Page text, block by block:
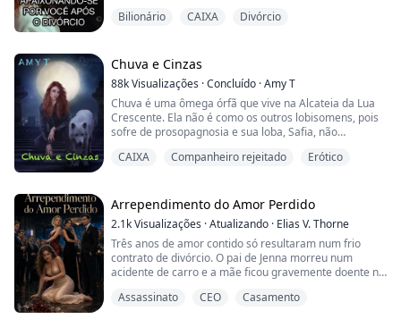
que por acaso era a irmã gêmea de Briana. Nesse
decisão certa para ambos. No entanto, quando en...
Bilionário CAIXA Divórcio
Chuva e Cinzas
88kVisualizações ·Concluído ·Amy T
Chuva é uma ômega órfã que vive na Alcateia da Lua
Crescente. Ela não é como os outros lobisomens, pois
sofre de prosopagnosia e sua loba, Safia, não
amaldiçoada pela Deusa da Lua porque é a única
Quando Chuva completa dezoito anos e encontra sua
alma gêmea, ela pensa ...
CAIXA Companheiro rejeitado Erótico
Arrependimento do Amor Perdido
2.1kVisualizações ·Atualizando · Elias V. Thorne
Três anos de amor contido só resultaram num frio
contrato de divórcio. O pai de Jenna morreu num
acidente de carro e a mãe ficou gravemente doente no
cinquenta milhões de indenização ao ex-marido
Assassinato CEO Casamento